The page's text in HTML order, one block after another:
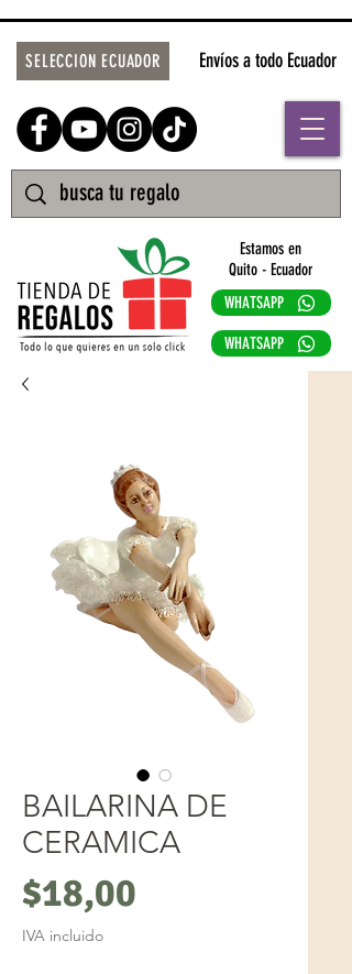
Envíos a todo Ecuador
Estamos en
Quito - Ecuador
WHATSAPP
WHATSAPP
SELECCION ECUADOR
BAILARINA DE
CERAMICA
$18,00
IVA incluido